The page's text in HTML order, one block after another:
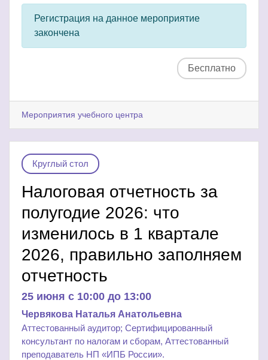
Регистрация на данное мероприятие
закончена
Бесплатно
Мероприятия учебного центра
Круглый стол
Налоговая отчетность за
полугодие 2026: что
изменилось в 1 квартале
2026, правильно заполняем
отчетность
25 июня c 10:00 до 13:00
Червякова Наталья Анатольевна
Аттестованный аудитор; Сертифицированный
консультант по налогам и сборам, Аттестованный
преподаватель НП «ИПБ России».